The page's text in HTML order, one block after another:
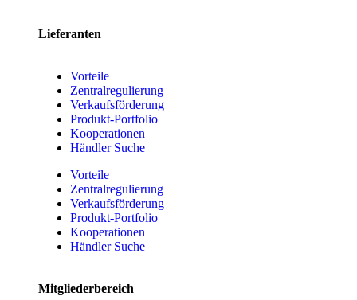
Lieferanten
Vorteile
Zentralregulierung
Verkaufsförderung
Produkt-Portfolio
Kooperationen
Händler Suche
Vorteile
Zentralregulierung
Verkaufsförderung
Produkt-Portfolio
Kooperationen
Händler Suche
Mitgliederbereich